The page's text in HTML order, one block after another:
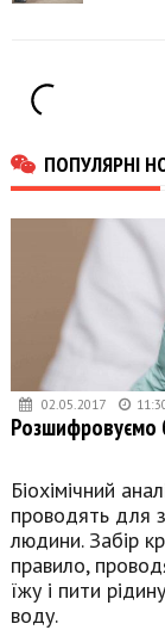
ПОПУЛЯРНІ
02.05.2017
Розшифровуємо
Біохімічний
проводять для
людини. Забір
правило,
їжу і пити
воду.